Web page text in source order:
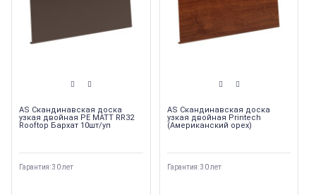
AS Скандинавская доска
узкая двойная PE MATT RR32
Rooftop Бархат 10шт/уп
Гарантия: 30 лет
AS Скандинавская доска
узкая двойная Printech
(Американский орех)
Гарантия: 30 лет